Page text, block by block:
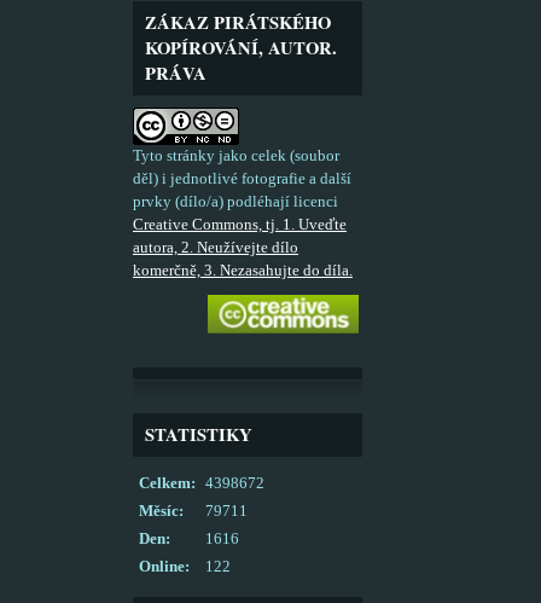
ZÁKAZ PIRÁTSKÉHO
KOPÍROVÁNÍ, AUTOR.
PRÁVA
Tyto stránky jako celek (soubor
děl) i jednotlivé fotografie a další
prvky (dílo/a) podléhají licenci
Creative Commons, tj. 1. Uveďte
autora, 2. Neužívejte dílo
komerčně, 3. Nezasahujte do díla.
STATISTIKY
Online: 122
Celkem:
4398672
Měsíc:
79711
Den:
1616